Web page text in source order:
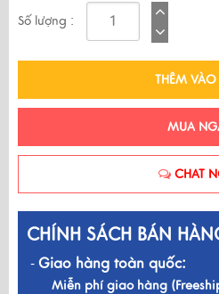
Số lượng :
THÊM
MUA
CHAT
CHÍNH SÁCH BÁN
- Giao hàng toàn quốc:
Miễn phí giao hàng